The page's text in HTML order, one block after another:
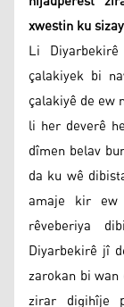
xwestin ku
Li
çalakiyek bi
çalakiyê de ew
li her deverê
dîmen belav
da ku wê
amaje kir ew
rêveberiya
Diyarbekirê jî
zarokan bi
zirar digihîje